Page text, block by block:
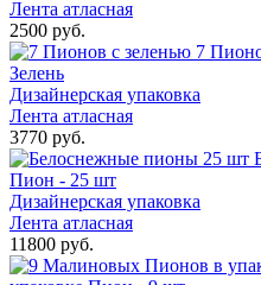
Лента атласная
2500 руб.
7
Зелень
Дизайнерская упаковка
Лента атласная
3770 руб.
Пион - 25 шт
Дизайнерская упаковка
Лента атласная
11800 руб.